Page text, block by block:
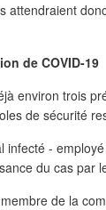
attendraient
de COVID-19
environ trois
de sécurité
infecté -
du cas par
de la